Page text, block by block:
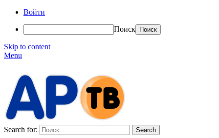
Войти
Поиск
Skip to content
Menu
Search for: